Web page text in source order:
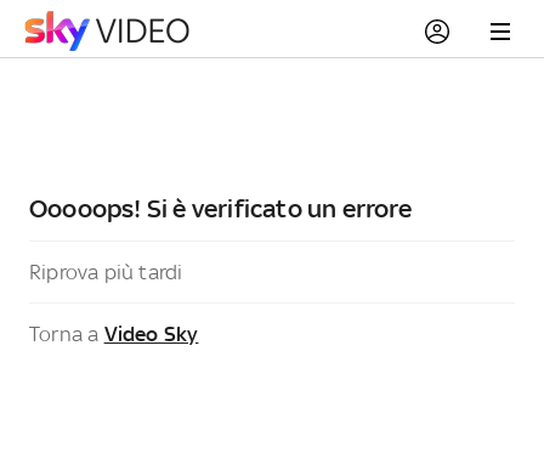
Ooooops! Si è verificato un errore
Riprova più tardi
Torna a Video Sky